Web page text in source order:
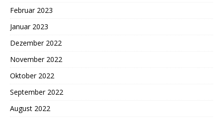
Februar 2023
Januar 2023
Dezember 2022
November 2022
Oktober 2022
September 2022
August 2022